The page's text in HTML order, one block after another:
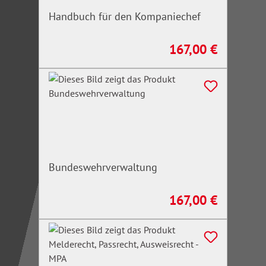
Handbuch für den Kompaniechef
Regulärer Preis:
167,00 €
Bundeswehrverwaltung
Regulärer Preis:
167,00 €